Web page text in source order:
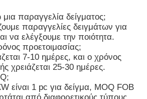
παραγγελία δείγματος;
παραγγελίες δειγμάτων για
να ελέγξουμε την ποιότητα.
προετοιμασίας;
7-10 ημέρες, και ο χρόνος
χρειάζεται 25-30 ημέρες.
είναι 1 pc για δείγμα, MOQ FOB
από διαφορετικούς τύπους